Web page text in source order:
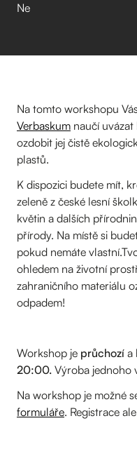
Ne
Na tomto workshopu
Verbaskum naučí
ozdobit jej čistě
plastů.
K dispozici budete mít,
zeleně z české lesní
květin a dalších
přírody. Na místě si
pokud nemáte
ohledem na životní
zahraničního materiálu
odpadem!
Workshop je průchozí a
20:00. Výroba jednoho
Na workshop je možné
formuláře. Registrace